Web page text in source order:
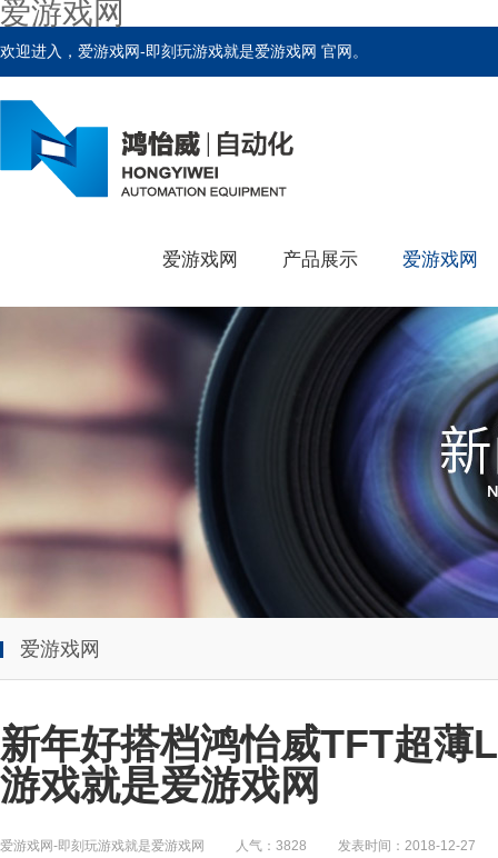
爱游戏网
欢迎进入，爱游戏网-即刻玩游戏就是爱游戏网 官网。
爱游戏网 产品展示 爱游戏网
爱游戏网
新年好搭档鸿怡威TFT超薄
游戏就是爱游戏网
爱游戏网-即刻玩游戏就是爱游戏网 人气：3828 发表时间：2018-12-27